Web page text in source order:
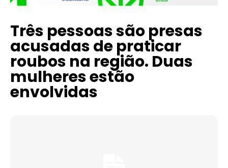
Três pessoas são presas
acusadas de praticar
roubos na região. Duas
mulheres estão
envolvidas